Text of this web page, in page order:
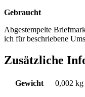
Gebraucht
Abgestempelte
ich für beschriebene
Zusätzliche
Gewicht 0,002 kg